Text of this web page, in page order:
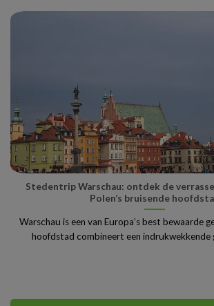
Stedentrip Warschau: ontdek de
Polen’s bruisende
Warschau is een van Europa’s best bewaarde
hoofdstad combineert een indrukwekkende